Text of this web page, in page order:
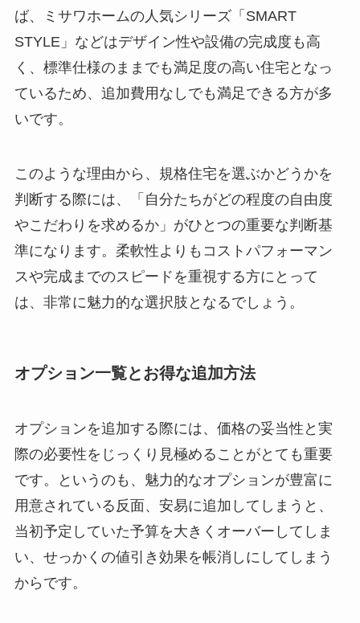
ば、ミサワホームの人気シリーズ「SMART
STYLE」などはデザイン性や設備の完成度も高
く、標準仕様のままでも満足度の高い住宅となっ
ているため、追加費用なしでも満足できる方が多
いです。
このような理由から、規格住宅を選ぶかどうかを
判断する際には、「自分たちがどの程度の自由度
やこだわりを求めるか」がひとつの重要な判断基
準になります。柔軟性よりもコストパフォーマン
スや完成までのスピードを重視する方にとって
は、非常に魅力的な選択肢となるでしょう。
オプション一覧とお得な追加方法
オプションを追加する際には、価格の妥当性と実
際の必要性をじっくり見極めることがとても重要
です。というのも、魅力的なオプションが豊富に
用意されている反面、安易に追加してしまうと、
当初予定していた予算を大きくオーバーしてしま
い、せっかくの値引き効果を帳消しにしてしまう
からです。